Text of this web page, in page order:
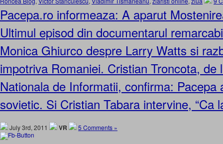
Pacepa.ro informeaza: A aparut
Ultimul episod din documentarul
Monica Ghiurco despre Larry Watts si
impotriva Romaniei. Cristian Troncota, de
Nationala de Informatii, confirma: Pacepa
sovietic. Si Cristian Tabara intervine, “Ca
July 3rd, 2011 VR 5 Comments »